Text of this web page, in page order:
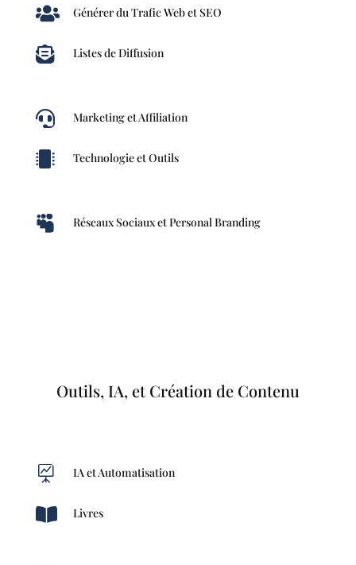
 Générer du Trafic Web et SEO
 Listes de Diffusion
 Marketing et Affiliation
 Technologie et Outils
 Réseaux Sociaux et Personal Branding
Outils, IA, et Création de Contenu
 IA et Automatisation
 Livres